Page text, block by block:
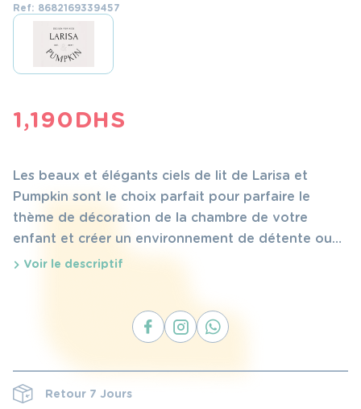
Ref: 8682169339457
1,190DHS
Les beaux et élégants ciels de lit de Larisa et
Pumpkin sont le choix parfait pour parfaire le
thème de décoration de la chambre de votre
enfant et créer un environnement de détente ou
de jeu confortable !
Voir le descriptif
Retour 7 Jours